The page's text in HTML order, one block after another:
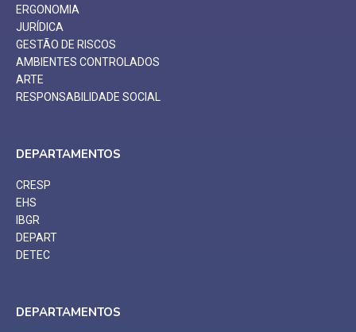
ERGONOMIA
JURÍDICA
GESTÃO DE RISCOS
AMBIENTES CONTROLADOS
ARTE
RESPONSABILIDADE SOCIAL
DEPARTAMENTOS
CRESP
EHS
IBGR
DEPART
DETEC
DEPARTAMENTOS